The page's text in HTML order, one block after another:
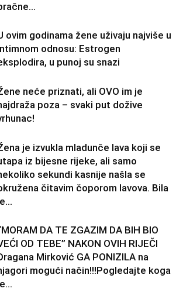
ovim godinama žene uživaju najviše u
odnosu: Estrogen
u punoj su snazi
neće priznati, ali OVO im je
poza – svaki put dožive
je izvukla mladunče lava koji se
iz bijesne rijeke, ali samo
sekundi kasnije našla se
čitavim čoporom lavova. Bila
DA TE ZGAZIM DA BIH BIO
OD TEBE” NAKON OVIH RIJEČI
Mirković GA PONIZILA na
mogući način!!!Pogledajte koga